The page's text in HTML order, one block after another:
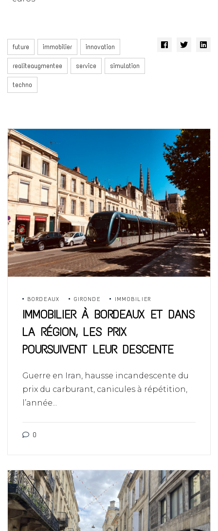
future immobilier innovation
realiteaugmentee service simulation
techno
BORDEAUX GIRONDE IMMOBILIER
IMMOBILIER À BORDEAUX ET DANS
LA RÉGION, LES PRIX
POURSUIVENT LEUR DESCENTE
Guerre en Iran, hausse incandescente du
prix du carburant, canicules à répétition,
l’année...
0